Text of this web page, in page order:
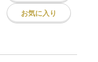
お気に入り